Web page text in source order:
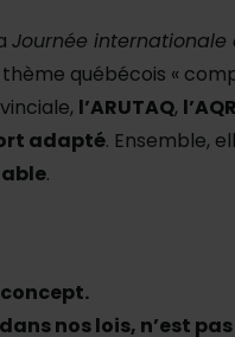
Journée internationale
québécois «
l’ARUTAQ,
adapté. Ensemble,
.
nos lois, n’est